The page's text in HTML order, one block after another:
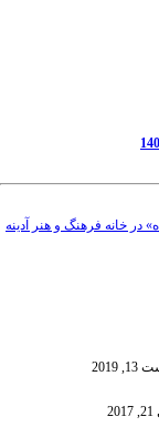
در خانه فرهنگ و هنر آدینه
2019